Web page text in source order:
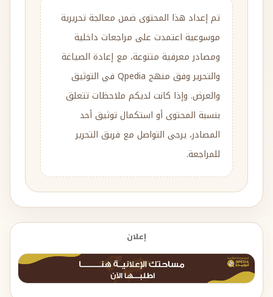
تم إعداد هذا المحتوى ضمن معالجة تحريرية
موسوعية اعتمدت على مراجعات داخلية
ومصادر معرفية متنوعة، مع إعادة الصياغة
والتحرير وفق منهج Qpedia في التوثيق
والعرض. وإذا كانت لديكم ملاحظات تتعلق
بنسبة المحتوى أو استكمال توثيق أحد
المصادر، يرجى التواصل مع فريق التحرير
للمراجعة.
إعلان